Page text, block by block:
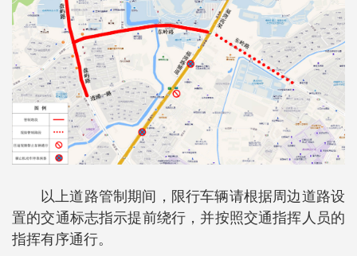
以上道路管制期间，限行车辆请根据周边道路设
置的交通标志指示提前绕行，并按照交通指挥人员的
指挥有序通行。